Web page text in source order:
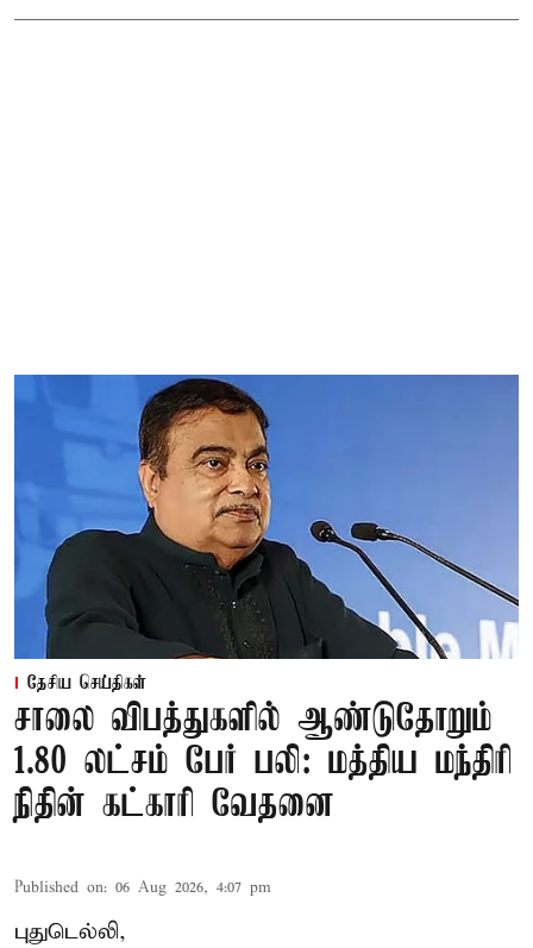
தேசிய செய்திகள்
சாலை விபத்துகளில் ஆண்டுதோறும்
1.80 லட்சம் பேர் பலி: மத்திய மந்திரி
நிதின் கட்காரி வேதனை
Published on: 06 Aug 2026, 4:07 pm
புதுடெல்லி,